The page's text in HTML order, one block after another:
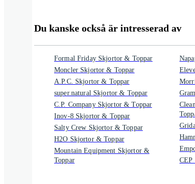
Du kanske också är intresserad av
Formal Friday Skjortor & Toppar
Moncler Skjortor & Toppar
A.P.C. Skjortor & Toppar
super.natural Skjortor & Toppar
C.P. Company Skjortor & Toppar
Inov-8 Skjortor & Toppar
Salty Crew Skjortor & Toppar
H2O Skjortor & Toppar
Mountain Equipment Skjortor &
Toppar
CEP